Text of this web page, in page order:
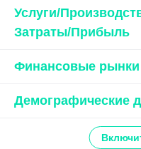
Услуги/
Затраты/Прибыль
Финансовые рынки
Демографические